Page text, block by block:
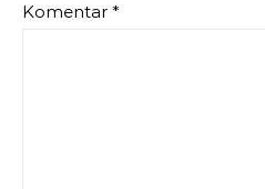
Komentar *